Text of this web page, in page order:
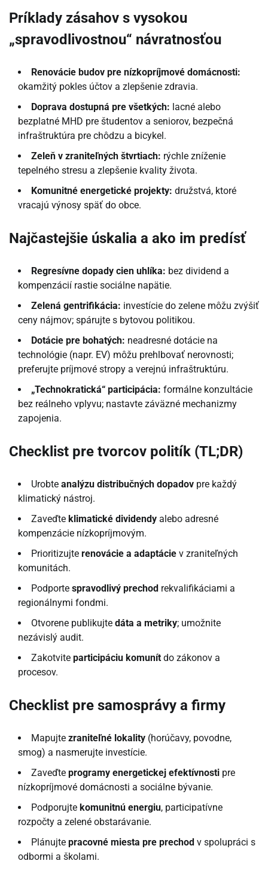
Príklady zásahov s vysokou
„spravodlivostnou“ návratnosťou
Renovácie budov pre nízkopríjmové domácnosti:
okamžitý pokles účtov a zlepšenie zdravia.
Doprava dostupná pre všetkých: lacné alebo
bezplatné MHD pre študentov a seniorov, bezpečná
infraštruktúra pre chôdzu a bicykel.
Zeleň v zraniteľných štvrtiach: rýchle zníženie
tepelného stresu a zlepšenie kvality života.
Komunitné energetické projekty: družstvá, ktoré
vracajú výnosy späť do obce.
Najčastejšie úskalia a ako im predísť
Regresívne dopady cien uhlíka: bez dividend a
kompenzácií rastie sociálne napätie.
Zelená gentrifikácia: investície do zelene môžu zvýšiť
ceny nájmov; spárujte s bytovou politikou.
Dotácie pre bohatých: neadresné dotácie na
technológie (napr. EV) môžu prehlbovať nerovnosti;
preferujte príjmové stropy a verejnú infraštruktúru.
„Technokratická“ participácia: formálne konzultácie
bez reálneho vplyvu; nastavte záväzné mechanizmy
zapojenia.
Checklist pre tvorcov politík (TL;DR)
Urobte analýzu distribučných dopadov pre každý
klimatický nástroj.
Zaveďte klimatické dividendy alebo adresné
kompenzácie nízkopríjmovým.
Prioritizujte renovácie a adaptácie v zraniteľných
komunitách.
Podporte spravodlivý prechod rekvalifikáciami a
regionálnymi fondmi.
Otvorene publikujte dáta a metriky; umožnite
nezávislý audit.
Zakotvite participáciu komunít do zákonov a
procesov.
Checklist pre samosprávy a firmy
Mapujte zraniteľné lokality (horúčavy, povodne,
smog) a nasmerujte investície.
Zaveďte programy energetickej efektívnosti pre
nízkopríjmové domácnosti a sociálne bývanie.
Podporujte komunitnú energiu, participatívne
rozpočty a zelené obstarávanie.
Plánujte pracovné miesta pre prechod v spolupráci s
odbormi a školami.